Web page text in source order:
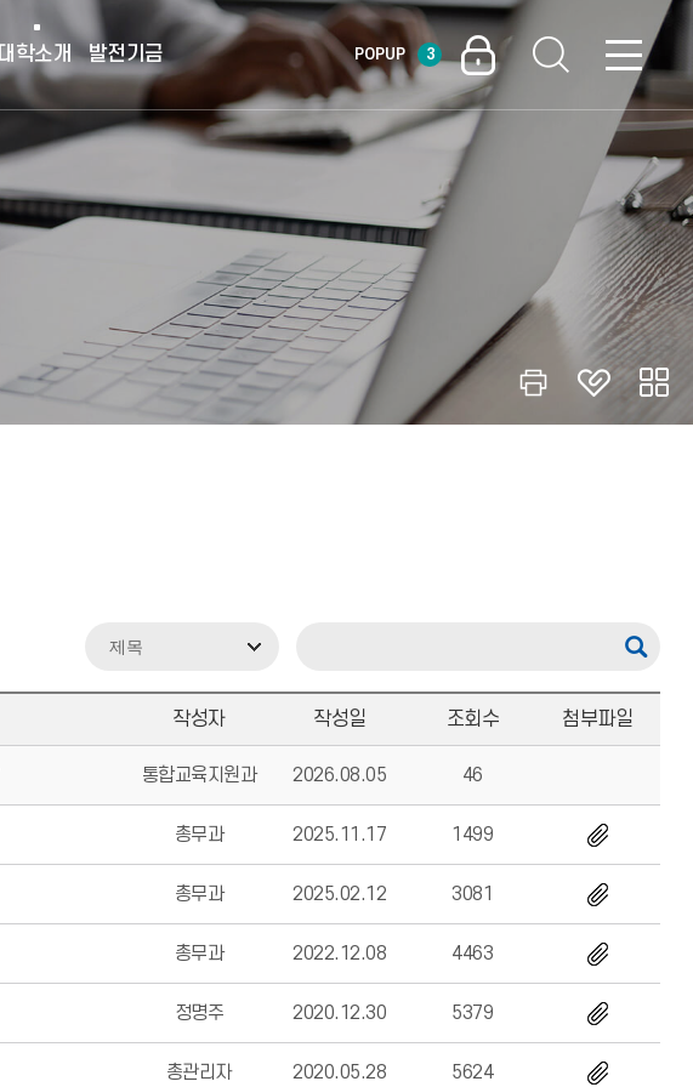
대학소개 발전기금 POPUP 3
작성자 작성일 조회수 첨부파일
통합교육지원과 2026.08.05 46
총무과 2025.11.17 1499
총무과 2025.02.12 3081
총무과 2022.12.08 4463
정명주 2020.12.30 5379
총관리자 2020.05.28 5624